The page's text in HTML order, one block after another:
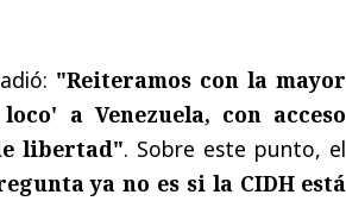
"Reiteramos con la mayor
a Venezuela, con acceso
libertad". Sobre este punto, el
ya no es si la CIDH está